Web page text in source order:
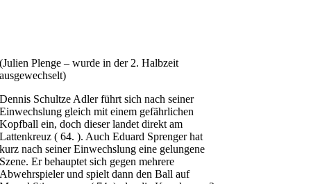
(Julien Plenge – wurde in der 2. Halbzeit
ausgewechselt)
Dennis Schultze Adler führt sich nach seiner
Einwechslung gleich mit einem gefährlichen
Kopfball ein, doch dieser landet direkt am
Lattenkreuz ( 64. ). Auch Eduard Sprenger hat
kurz nach seiner Einwechslung eine gelungene
Szene. Er behauptet sich gegen mehrere
Abwehrspieler und spielt dann den Ball auf